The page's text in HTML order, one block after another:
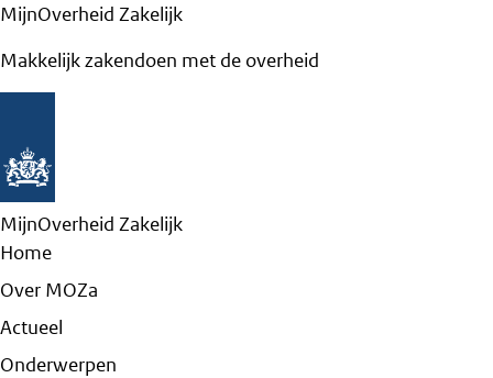
MijnOverheid Zakelijk
Makkelijk zakendoen met de overheid
MijnOverheid Zakelijk
Home
Over MOZa
Actueel
Onderwerpen